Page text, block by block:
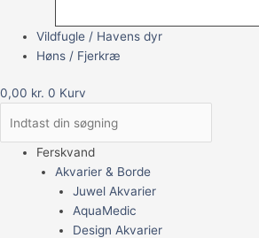
Vildfugle / Havens dyr
Høns / Fjerkræ
0,00 kr. 0 Kurv
Ferskvand
Akvarier & Borde
Juwel Akvarier
AquaMedic
Design Akvarier